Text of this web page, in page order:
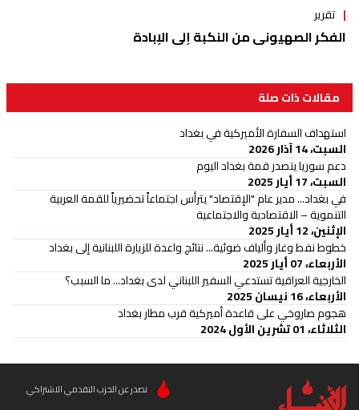
تقرير
الفكر الصهيوني من النكبة إلى الإبادة
مقالات ذات صلة
استهداف السفارة الأميركية في بغداد
السبت، 14 آذار 2026
دعم سوريا يتصدر قمة بغداد اليوم
السبت، 17 أيار 2025
في بغداد... مدير عام "الإقتصاد" يترأس اجتماعاً تحضيرياً للقمة العربية
التنموية – الاقتصادية والاجتماعية
الإثنين، 12 أيار 2025
خطوط نفط وغاز وألياف ضوئية... نتائج واعدة للزيارة اللبنانية إلى بغداد
الأربعاء، 07 أيار 2025
الخارجية العراقية تستدعي السفير اللبناني لدى بغداد... ما السبب؟
الأربعاء، 16 نيسان 2025
هجوم صاروخي على قاعدة أميركية قرب مطار بغداد
الثلاثاء، 01 تشرين الأول 2024
تصدر عن الحزب التقدمي الاشتراكي